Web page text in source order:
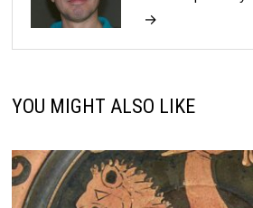
→
YOU MIGHT ALSO LIKE